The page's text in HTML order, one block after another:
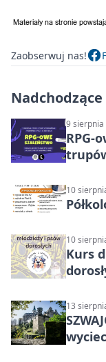
Zaobserwuj nas!
9 sierpnia
RPG-
10
10
Kurs
13